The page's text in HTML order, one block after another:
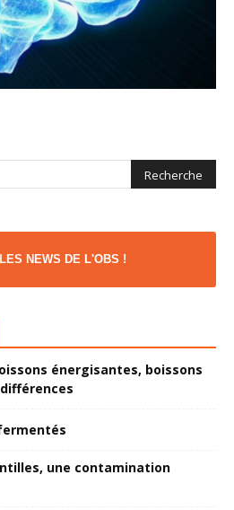
NEWS DE L'OBS !
énergisantes, boissons
une contamination